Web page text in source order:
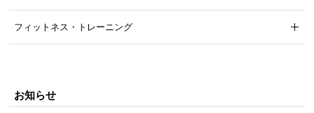
フィットネス・トレーニング
お知らせ